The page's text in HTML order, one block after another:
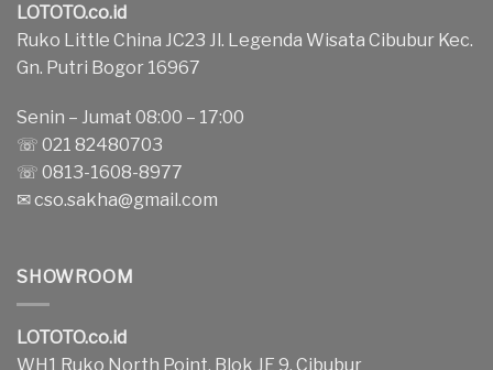
LOTOTO.co.id
Ruko Little China JC23 Jl. Legenda Wisata Cibubur Kec.
Gn. Putri Bogor 16967
Senin – Jumat 08:00 – 17:00
☏ 021 82480703
☏ 0813-1608-8977
✉cso.sakha@gmail.com
SHOWROOM
LOTOTO.co.id
WH1 Ruko North Point, Blok JE 9, Cibubur